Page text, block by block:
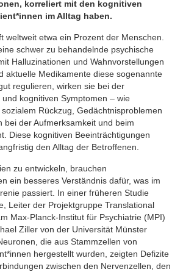
korreliert mit den kognitiven
im Alltag haben.
weltweit etwa ein Prozent der Menschen.
schwer zu behandelnde psychische
Halluzinationen und Wahnvorstellungen
aktuelle Medikamente diese sogenannte
regulieren, wirken sie bei der
kognitiven Symptomen – wie
Rückzug, Gedächtnisproblemen
bei der Aufmerksamkeit und beim
Diese kognitiven Beeinträchtigungen
den Alltag der Betroffenen.
zu entwickeln, brauchen
ein besseres Verständnis dafür, was im
passiert. In einer früheren Studie
Leiter der Projektgruppe Translational
Max-Planck-Institut für Psychiatrie (MPI)
Ziller von der Universität Münster
die aus Stammzellen von
hergestellt wurden, zeigten Defizite
zwischen den Nervenzellen, den